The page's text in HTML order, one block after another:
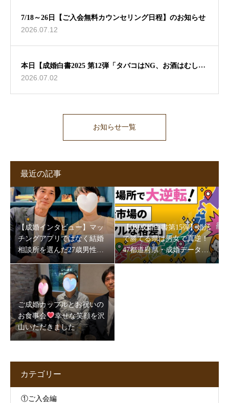
7/18～26日【ご入会無料カウンセリング日程】のお知らせ
2026.07.12
本日【成婚白書2025 第12弾「タバコはNG、お酒はむしろ
歓迎？」】ブログ更新しました🖊
2026.07.02
お知らせ一覧
最近の記事
【成婚インタビュー】マッ
チングアプリではなく結婚
相談所を選んだ27歳男性。
5か月半で成婚できた理由
とは
【IBJ成婚白書第15弾】婚活
で勝てる県は男女で真逆！
47都道府県・成婚データが
映す“地域の素顔”
ご成婚カップルとお祝いの
お食事会
幸せな笑顔を沢
山いただきました
カテゴリー
①ご入会編